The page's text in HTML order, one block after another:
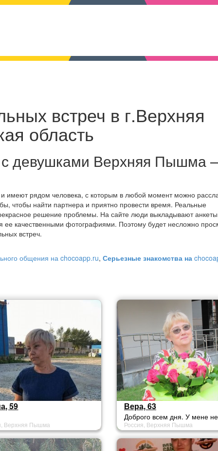
встреч в г.Верхняя
область
с девушками Верхняя Пышма
имеют рядом человека, с которым в любой момент можно
чтобы найти партнера и приятно провести время. Реальные
решение проблемы. На сайте люди выкладывают
качественными фотографиями. Поэтому будет несложно
встреч.
общения на chocoapp.ru, Серьезные знакомства на
59
Верхняя Пышма
Вера, 63
Доброго всем дня. У мене не
подключена премиум
сожалению ответить не
ваши сообщения.
Россия, Верхняя Пышма